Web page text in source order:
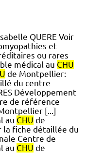
QUERE Voir
et
ou rares
médical au CHU
de Montpellier:
du centre
Développement
de référence
[...]
au CHU de
la fiche détaillée du
Centre de
au CHU de